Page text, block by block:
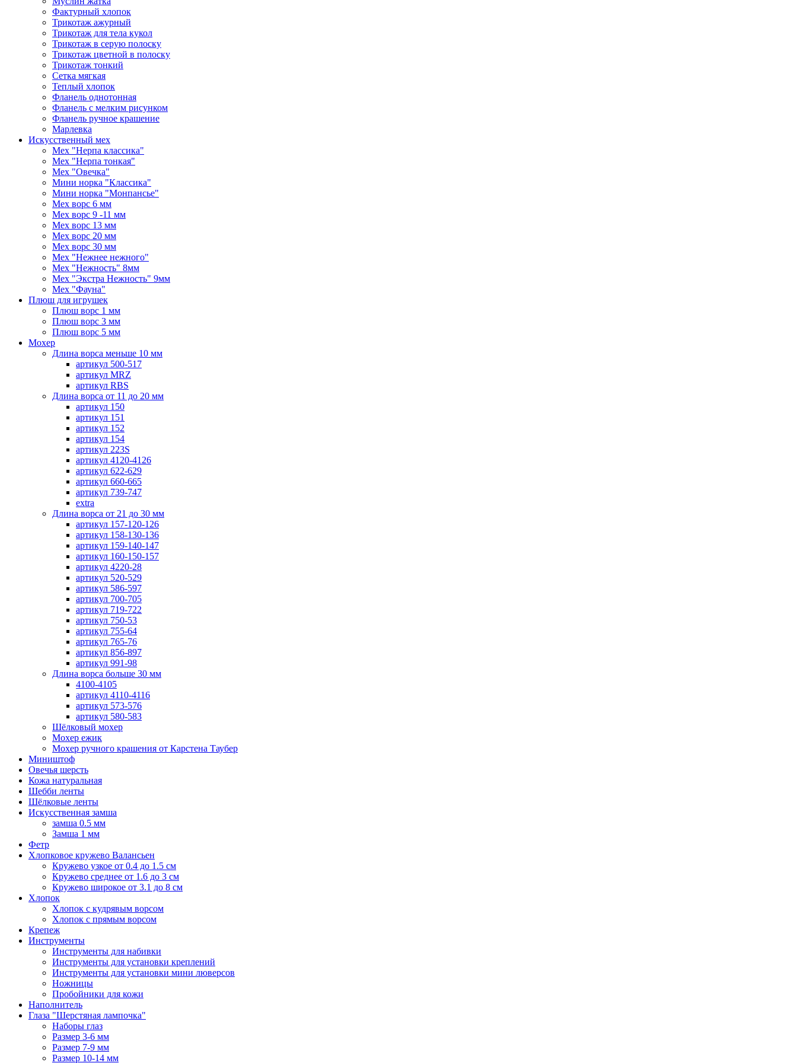
Фактурный хлопок
Трикотаж ажурный
Трикотаж для тела кукол
Трикотаж в серую полоску
Трикотаж цветной в полоску
Трикотаж тонкий
Сетка мягкая
Теплый хлопок
Фланель однотонная
Фланель с мелким рисунком
Фланель ручное крашение
Марлевка
Искусственный мех
Мех "Нерпа классика"
Мех "Нерпа тонкая"
Мех "Овечка"
Мини норка "Классика"
Мини норка "Монпансье"
Мех ворс 6 мм
Мех ворс 9 -11 мм
Мех ворс 13 мм
Мех ворс 20 мм
Мех ворс 30 мм
Мех "Нежнее нежного"
Мех "Нежность" 8мм
Мех "Экстра Нежность" 9мм
Мех "Фауна"
Плюш для игрушек
Плюш ворс 1 мм
Плюш ворс 3 мм
Плюш ворс 5 мм
Мохер
Длина ворса меньше 10 мм
артикул 500-517
артикул MRZ
артикул RBS
Длина ворса от 11 до 20 мм
артикул 150
артикул 151
артикул 152
артикул 154
артикул 223S
артикул 4120-4126
артикул 622-629
артикул 660-665
артикул 739-747
extra
Длина ворса от 21 до 30 мм
артикул 157-120-126
артикул 158-130-136
артикул 159-140-147
артикул 160-150-157
артикул 4220-28
артикул 520-529
артикул 586-597
артикул 700-705
артикул 719-722
артикул 750-53
артикул 755-64
артикул 765-76
артикул 856-897
артикул 991-98
Длина ворса больше 30 мм
4100-4105
артикул 4110-4116
артикул 573-576
артикул 580-583
Шёлковый мохер
Мохер ежик
Мохер ручного крашения от Карстена Таубер
Миништоф
Овечья шерсть
Кожа натуральная
Шебби ленты
Шёлковые ленты
Искусственная замша
замша 0.5 мм
Замша 1 мм
Фетр
Хлопковое кружево Валансьен
Кружево узкое от 0.4 до 1.5 см
Кружево среднее от 1.6 до 3 см
Кружево широкое от 3.1 до 8 см
Хлопок
Хлопок с кудрявым ворсом
Хлопок с прямым ворсом
Крепеж
Инструменты
Инструменты для набивки
Инструменты для установки креплений
Инструменты для установки мини люверсов
Ножницы
Пробойники для кожи
Наполнитель
Глаза "Шерстяная лампочка"
Наборы глаз
Размер 3-6 мм
Размер 7-9 мм
Размер 10-14 мм